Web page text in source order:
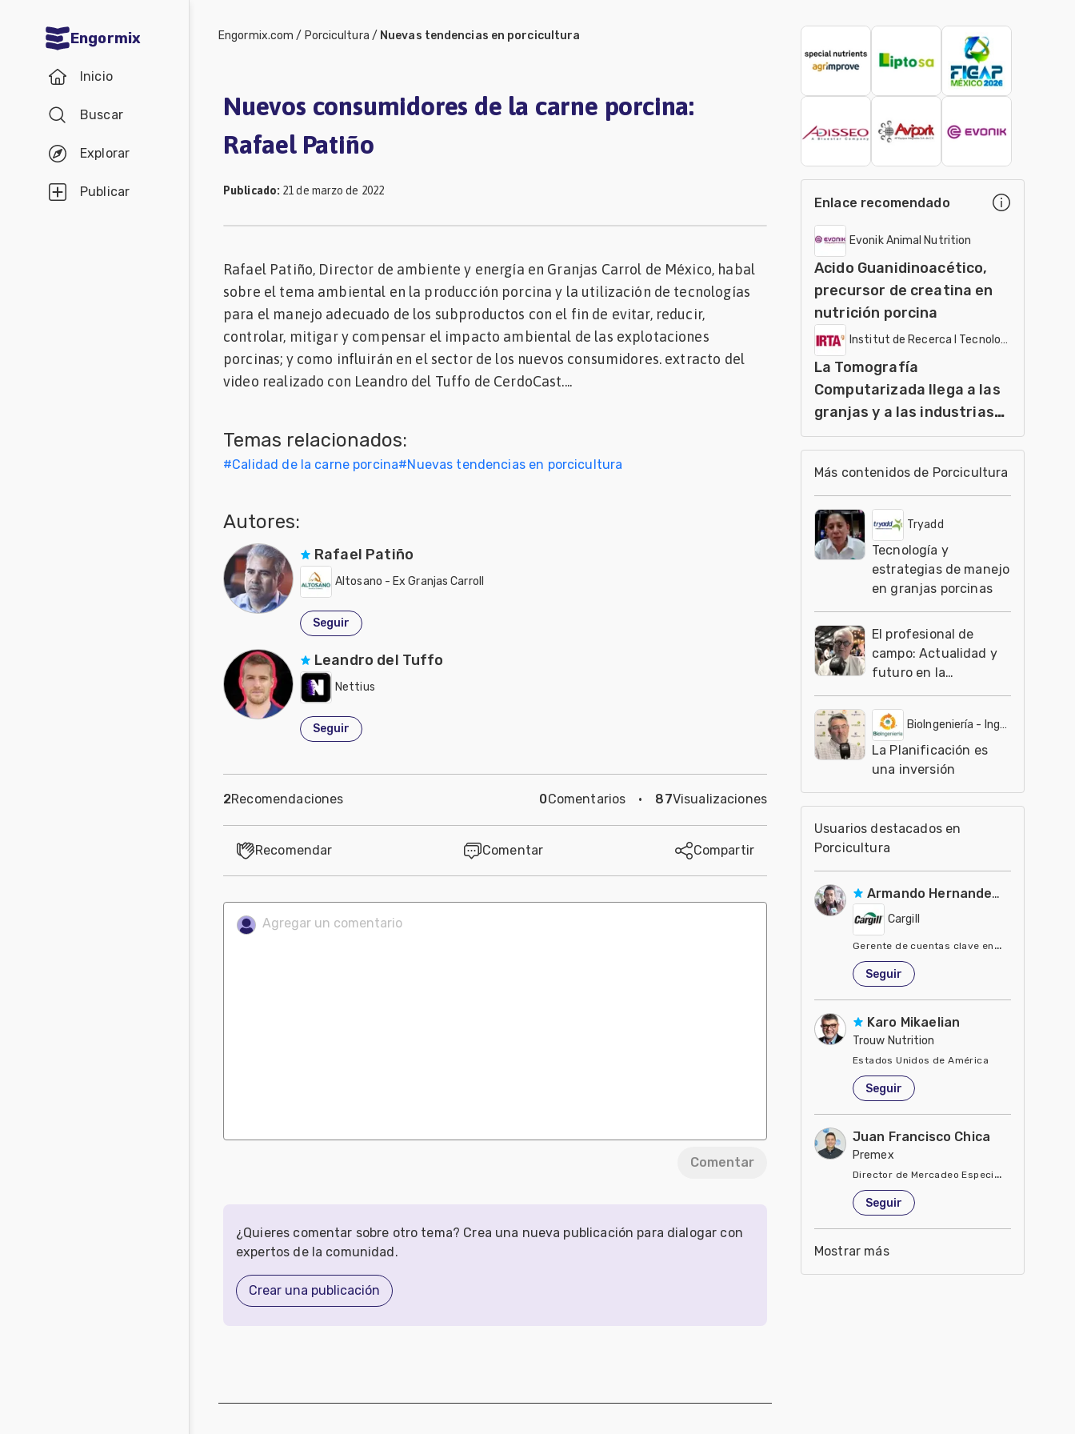
Engormix
Inicio
Buscar
Explorar
Publicar
Agricultura
Balanceados
Ganadería
Lechería
Micotoxinas
Mascotas
Engormix.com / Porcicultura / Nuevas tendencias en porcicultura
Nuevos consumidores de la carne porcina:
Rafael Patiño
Publicado: 21 de marzo de 2022
Rafael Patiño, Director de ambiente y energía en Granjas Carrol de México, habal
sobre el tema ambiental en la producción porcina y la utilización de tecnologías
para el manejo adecuado de los subproductos con el fin de evitar, reducir,
controlar, mitigar y compensar el impacto ambiental de las explotaciones
porcinas; y como influirán en el sector de los nuevos consumidores. extracto del
video realizado con Leandro del Tuffo de CerdoCast....
Temas relacionados:
#Calidad de la carne porcina#Nuevas tendencias en porcicultura
Autores:
Rafael Patiño
Altosano - Ex Granjas Carroll
Seguir
Leandro del Tuffo
Nettius
Seguir
2Recomendaciones 0Comentarios · 87Visualizaciones
Recomendar Comentar Compartir
Comentar
¿Quieres comentar sobre otro tema? Crea una nueva publicación para dialogar con
expertos de la comunidad.
Crear una publicación
Enlace recomendado
Evonik Animal Nutrition
Acido Guanidinoacético,
precursor de creatina en
nutrición porcina
Institut de Recerca I Tecnologia
La Tomografía
Computarizada llega a las
granjas y a las industrias
agroalimentarias
Más contenidos de Porcicultura
Tryadd
Tecnología y
estrategias de manejo
en granjas porcinas
El profesional de
campo: Actualidad y
futuro en la
producción animal
BioIngeniería - Ingeniería aplicada a la nutrición animal
La Planificación es
una inversión
Usuarios destacados en
Porcicultura
Armando Hernandez Silva
Cargill
Gerente de cuentas clave en Cargill
Estados Unidos de América
Seguir
Karo Mikaelian
Trouw Nutrition
Estados Unidos de América
Seguir
Juan Francisco Chica
Premex
Director de Mercadeo Especialidades
Estados Unidos de América
Seguir
Mostrar más